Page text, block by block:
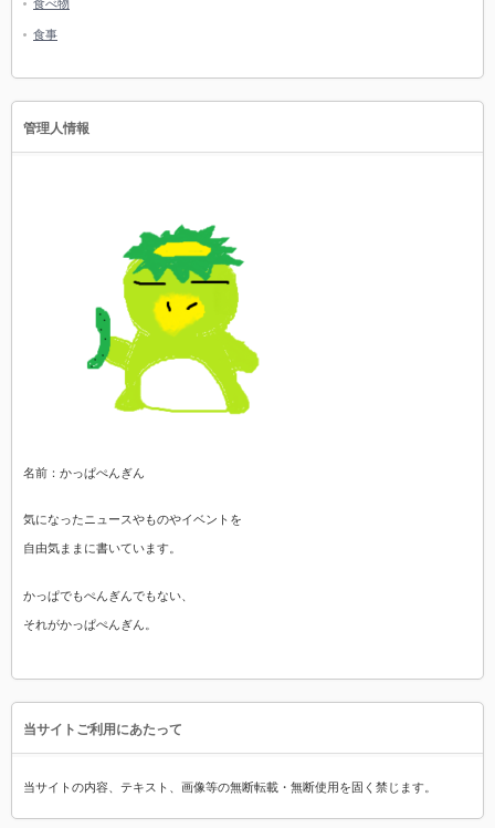
食べ物
食事
管理人情報
名前：かっぱぺんぎん
気になったニュースやものやイベントを
自由気ままに書いています。
かっぱでもぺんぎんでもない、
それがかっぱぺんぎん。
当サイトご利用にあたって
当サイトの内容、テキスト、画像等の無断転載・無断使用を固く禁じます。